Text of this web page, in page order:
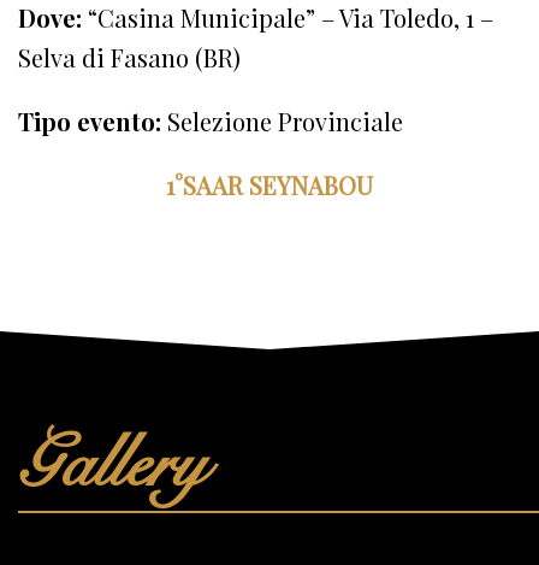
Dove: “Casina Municipale” – Via Toledo, 1 –
Selva di Fasano (BR)
Tipo evento: Selezione Provinciale
1°SAAR SEYNABOU
Gallery